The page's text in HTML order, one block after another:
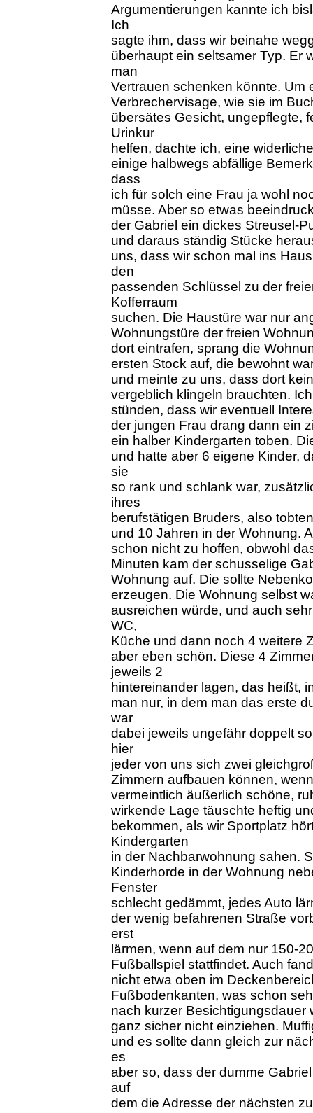
Argumentierungen kannte ich
Ich
sagte ihm, dass wir beinahe
überhaupt ein seltsamer Typ. Er
man
Vertrauen schenken könnte. Um
Verbrechervisage, wie sie im
übersätes Gesicht, ungepflegte,
Urinkur
helfen, dachte ich, eine
einige halbwegs abfällige
dass
ich für solch eine Frau ja wohl
müsse. Aber so etwas
der Gabriel ein dickes Streusel-
und daraus ständig Stücke
uns, dass wir schon mal ins
den
passenden Schlüssel zu der
Kofferraum
suchen. Die Haustüre war nur
Wohnungstüre der freien
dort eintrafen, sprang die
ersten Stock auf, die bewohnt
und meinte zu uns, dass dort
vergeblich klingeln brauchten.
stünden, dass wir eventuell
der jungen Frau drang dann ein
ein halber Kindergarten toben.
und hatte aber 6 eigene Kinder,
sie
so rank und schlank war,
ihres
berufstätigen Bruders, also
und 10 Jahren in der Wohnung.
schon nicht zu hoffen, obwohl
Minuten kam der schusselige
Wohnung auf. Die sollte
erzeugen. Die Wohnung selbst
ausreichen würde, und auch
WC,
Küche und dann noch 4 weitere
aber eben schön. Diese 4
jeweils 2
hintereinander lagen, das heißt,
man nur, in dem man das erste
war
dabei jeweils ungefähr doppelt
hier
jeder von uns sich zwei
Zimmern aufbauen können,
vermeintlich äußerlich schöne,
wirkende Lage täuschte heftig
bekommen, als wir Sportplatz
Kindergarten
in der Nachbarwohnung sahen.
Kinderhorde in der Wohnung
Fenster
schlecht gedämmt, jedes Auto
der wenig befahrenen Straße
erst
lärmen, wenn auf dem nur 150-
Fußballspiel stattfindet. Auch
nicht etwa oben im
Fußbodenkanten, was schon
nach kurzer Besichtigungsdauer
ganz sicher nicht einziehen.
und es sollte dann gleich zur
es
aber so, dass der dumme
auf
dem die Adresse der nächsten